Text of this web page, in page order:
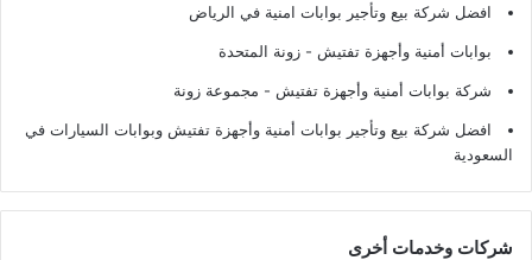
افضل شركة بيع وتأجير بوابات امنية في الرياض
بوابات أمنية وأجهزة تفتيش - زونة المتحدة
شركة بوابات أمنية وأجهزة تفتيش - مجموعة زونة
افضل شركة بيع وتأجير بوابات أمنية وأجهزة تفتيش وبوابات السيارات في
السعودية
شركات وخدمات أخرى